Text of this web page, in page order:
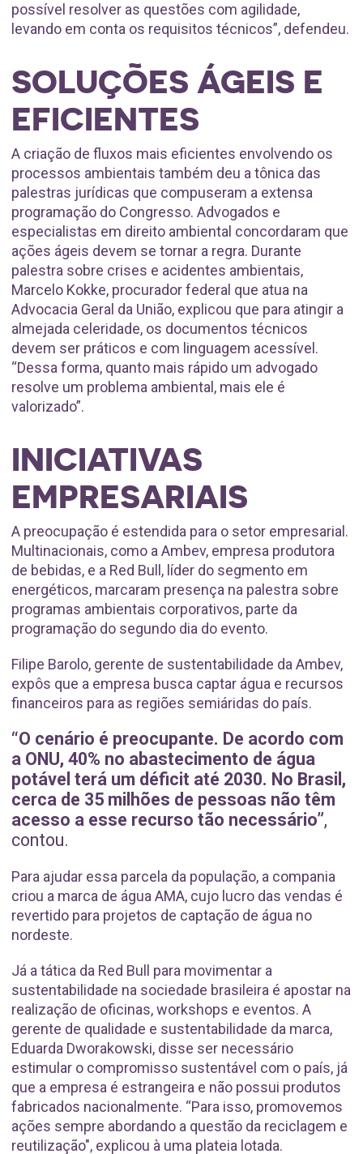
possível resolver as questões com agilidade,
levando em conta os requisitos técnicos”, defendeu.
SOLUÇÕES ÁGEIS E
EFICIENTES
A criação de fluxos mais eficientes envolvendo os
processos ambientais também deu a tônica das
palestras jurídicas que compuseram a extensa
programação do Congresso. Advogados e
especialistas em direito ambiental concordaram que
ações ágeis devem se tornar a regra. Durante
palestra sobre crises e acidentes ambientais,
Marcelo Kokke, procurador federal que atua na
Advocacia Geral da União, explicou que para atingir a
almejada celeridade, os documentos técnicos
devem ser práticos e com linguagem acessível.
“Dessa forma, quanto mais rápido um advogado
resolve um problema ambiental, mais ele é
valorizado”.
INICIATIVAS
EMPRESARIAIS
A preocupação é estendida para o setor empresarial.
Multinacionais, como a Ambev, empresa produtora
de bebidas, e a Red Bull, líder do segmento em
energéticos, marcaram presença na palestra sobre
programas ambientais corporativos, parte da
programação do segundo dia do evento.
Filipe Barolo, gerente de sustentabilidade da Ambev,
expôs que a empresa busca captar água e recursos
financeiros para as regiões semiáridas do país.
“O cenário é preocupante. De acordo com
a ONU, 40% no abastecimento de água
potável terá um déficit até 2030. No Brasil,
cerca de 35 milhões de pessoas não têm
acesso a esse recurso tão necessário”,
contou.
Para ajudar essa parcela da população, a compania
criou a marca de água AMA, cujo lucro das vendas é
revertido para projetos de captação de água no
nordeste.
Já a tática da Red Bull para movimentar a
sustentabilidade na sociedade brasileira é apostar na
realização de oficinas, workshops e eventos. A
gerente de qualidade e sustentabilidade da marca,
Eduarda Dworakowski, disse ser necessário
estimular o compromisso sustentável com o país, já
que a empresa é estrangeira e não possui produtos
fabricados nacionalmente. “Para isso, promovemos
ações sempre abordando a questão da reciclagem e
reutilização", explicou à uma plateia lotada.